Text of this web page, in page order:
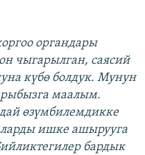
органдары
чыгарылган, саясий
күбө болдук. Мунун
маалым.
өзүмбилемдикке
ишке ашырууга
бардык